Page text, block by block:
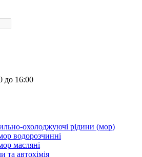
до 16:00
охолоджуючі рідини (мор)
водорозчинні
масляні
та автохімія